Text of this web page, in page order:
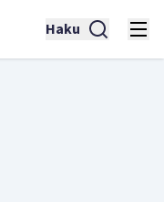
Haku